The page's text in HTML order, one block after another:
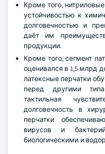
Кроме того,
устойчивостью к
долговечностью и
даёт им
продукции.
Кроме того, сегмент
оценивался в 1,5 млрд
латексные перчатки
перед другими
тактильная
долговечность в
перчатки
вирусов и
биологическими и